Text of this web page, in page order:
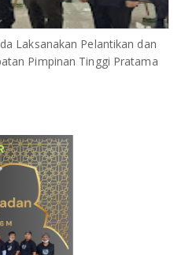
Laksanakan Pelantikan dan
Pimpinan Tinggi Pratama